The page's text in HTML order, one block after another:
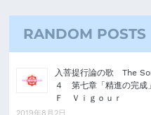
RANDOM POSTS
入菩提行論の歌 The
４ 第七章「精進の完
Ｆ Ｖｉｇｏｕｒ